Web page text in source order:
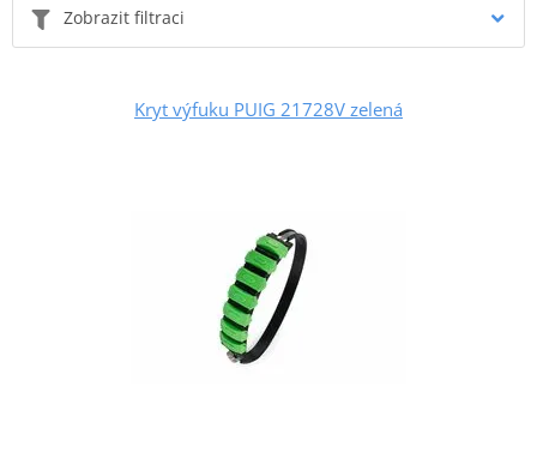
Zobrazit filtraci
Kryt výfuku PUIG 21728V zelená